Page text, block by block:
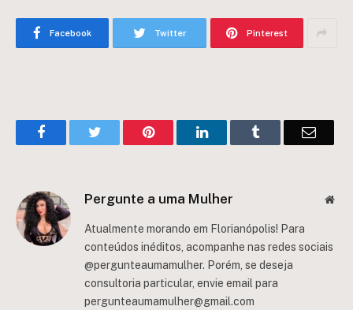
Facebook Twitter Pinterest
FacebookTwitter Pinterest LinkedInTumblr Email
Pergunte a uma Mulher
Atualmente morando em Florianópolis! Para
conteúdos inéditos, acompanhe nas redes sociais
@pergunteaumamulher. Porém, se deseja
consultoria particular, envie email para
pergunteaumamulher@gmail.com